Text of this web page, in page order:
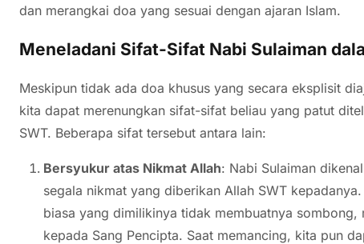
dan merangkai doa yang sesuai dengan ajaran Islam.
Meneladani Sifat-Sifat Nabi Sulaiman
Meskipun tidak ada doa khusus yang secara eksplisit
kita dapat merenungkan sifat-sifat beliau yang patut
SWT. Beberapa sifat tersebut antara lain:
Bersyukur atas Nikmat Allah: Nabi Sulaiman
segala nikmat yang diberikan Allah SWT
biasa yang dimilikinya tidak membuatnya
kepada Sang Pencipta. Saat memancing, kita pun